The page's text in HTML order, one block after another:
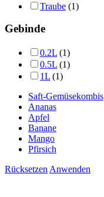
Traube (1)
Gebinde
0.2L (1)
0.5L (1)
1L (1)
Saft-Gemüsekombis
Ananas
Apfel
Banane
Mango
Pfirsich
Rücksetzen Anwenden